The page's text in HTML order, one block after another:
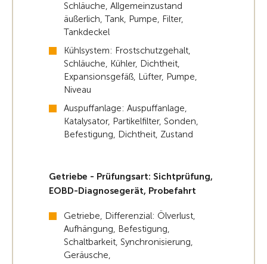
Schläuche, Allgemeinzustand
äußerlich, Tank, Pumpe, Filter,
Tankdeckel
Kühlsystem: Frostschutzgehalt,
Schläuche, Kühler, Dichtheit,
Expansionsgefäß, Lüfter, Pumpe,
Niveau
Auspuffanlage: Auspuffanlage,
Katalysator, Partikelfilter, Sonden,
Befestigung, Dichtheit, Zustand
Getriebe - Prüfungsart: Sichtprüfung,
EOBD-Diagnosegerät, Probefahrt
Getriebe, Differenzial: Ölverlust,
Aufhängung, Befestigung,
Schaltbarkeit, Synchronisierung,
Geräusche,